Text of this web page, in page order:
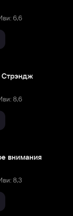
6,6
Стрэндж
8,6
внимания
8,3